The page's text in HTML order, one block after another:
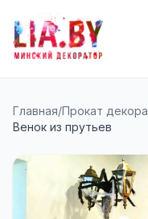
Главная/Прокат декора
Венок из прутьев